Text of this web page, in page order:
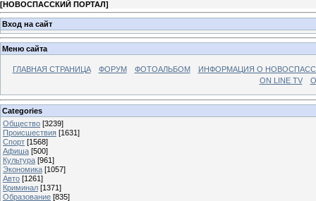
[НОВОСПАССКИЙ ПОРТАЛ]
Вход на сайт
Меню сайта
ГЛАВНАЯ СТРАНИЦА ФОРУМ ФОТОАЛЬБОМ
ИНФОРМАЦИЯ О
ON LINE TV
Categories
Общество [3239]
Происшествия [1631]
Спорт [1568]
Афиша [500]
Культура [961]
Экономика [1057]
Авто [1261]
Криминал [1371]
Образование [835]